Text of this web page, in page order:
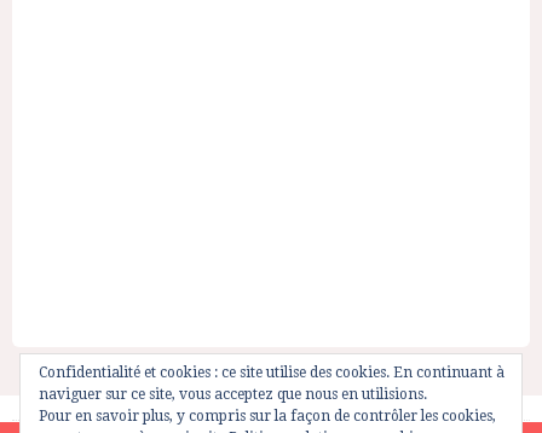
Confidentialité et cookies : ce site utilise des cookies. En continuant à
naviguer sur ce site, vous acceptez que nous en utilisions.
Pour en savoir plus, y compris sur la façon de contrôler les cookies,